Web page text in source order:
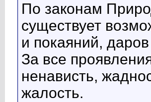
По законам
существует
и покаяний,
За все
ненависть,
жалость.